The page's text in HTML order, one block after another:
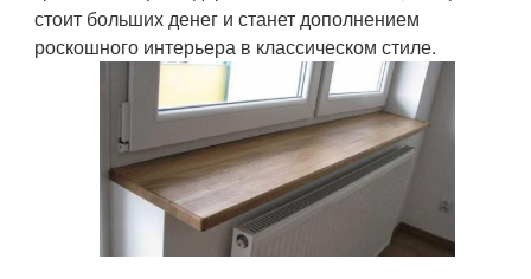
стоит больших денег и станет дополнением
роскошного интерьера в классическом стиле.